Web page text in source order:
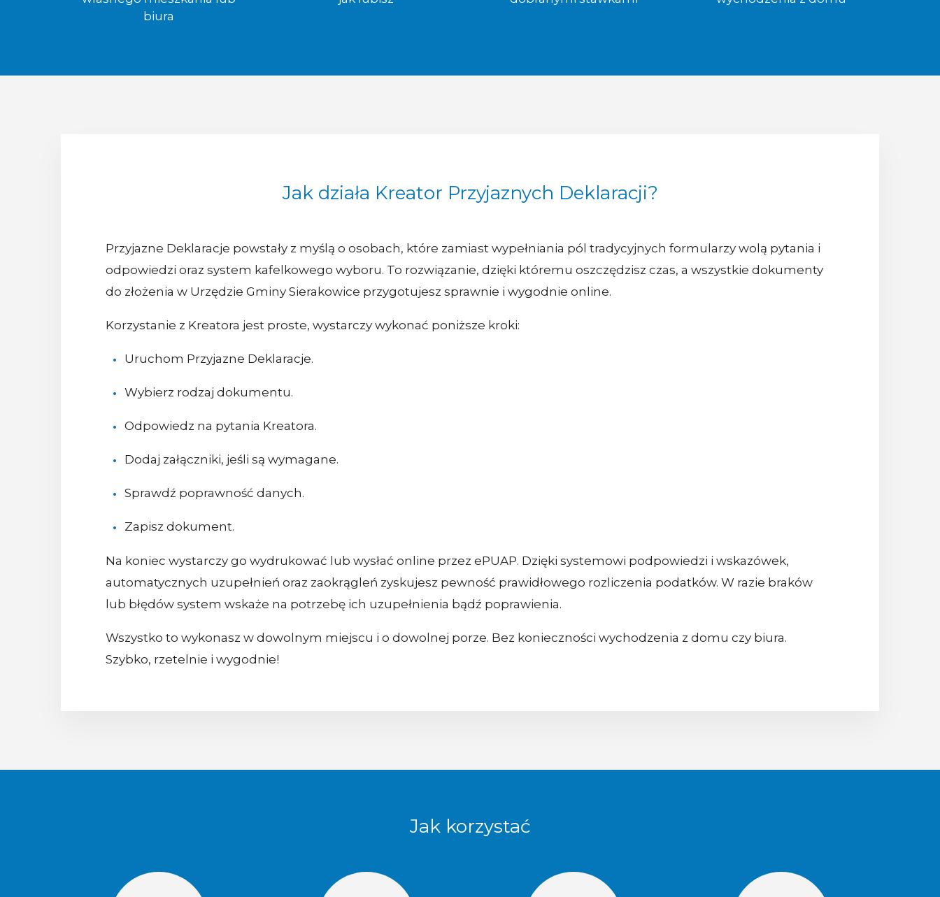
biura
Jak działa Kreator Przyjaznych Deklaracji?
Przyjazne Deklaracje powstały z myślą o osobach, które zamiast wypełniania pól tradycyjnych formularzy wolą pytania i
odpowiedzi oraz system kafelkowego wyboru. To rozwiązanie, dzięki któremu oszczędzisz czas, a wszystkie dokumenty
do złożenia w Urzędzie Gminy Sierakowice przygotujesz sprawnie i wygodnie online.
Korzystanie z Kreatora jest proste, wystarczy wykonać poniższe kroki:
Uruchom Przyjazne Deklaracje.
Wybierz rodzaj dokumentu.
Odpowiedz na pytania Kreatora.
Dodaj załączniki, jeśli są wymagane.
Sprawdź poprawność danych.
Zapisz dokument.
Na koniec wystarczy go wydrukować lub wysłać online przez ePUAP. Dzięki systemowi podpowiedzi i wskazówek,
automatycznych uzupełnień oraz zaokrągleń zyskujesz pewność prawidłowego rozliczenia podatków. W razie braków
lub błędów system wskaże na potrzebę ich uzupełnienia bądź poprawienia.
Wszystko to wykonasz w dowolnym miejscu i o dowolnej porze. Bez konieczności wychodzenia z domu czy biura.
Szybko, rzetelnie i wygodnie!
Jak korzystać